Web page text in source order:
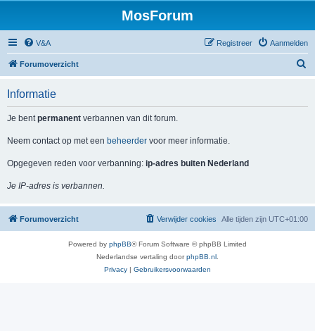
MosForum
V&A Aanmelden
Registreer
Forumoverzicht
Informatie
Je bentpermanent verbannen van dit forum.
Neem contact op met een beheerder voor meer informatie.
Opgegeven reden voor verbanning: ip-adres buiten Nederland
Je IP-adres is verbannen.
Forumoverzicht Alle tijden zijn UTC+01:00
Verwijder cookies
Powered by phpBB® Forum Software © phpBB Limited
Nederlandse vertaling doorphpBB.nl
Privacy | Gebruikersvoorwaarden